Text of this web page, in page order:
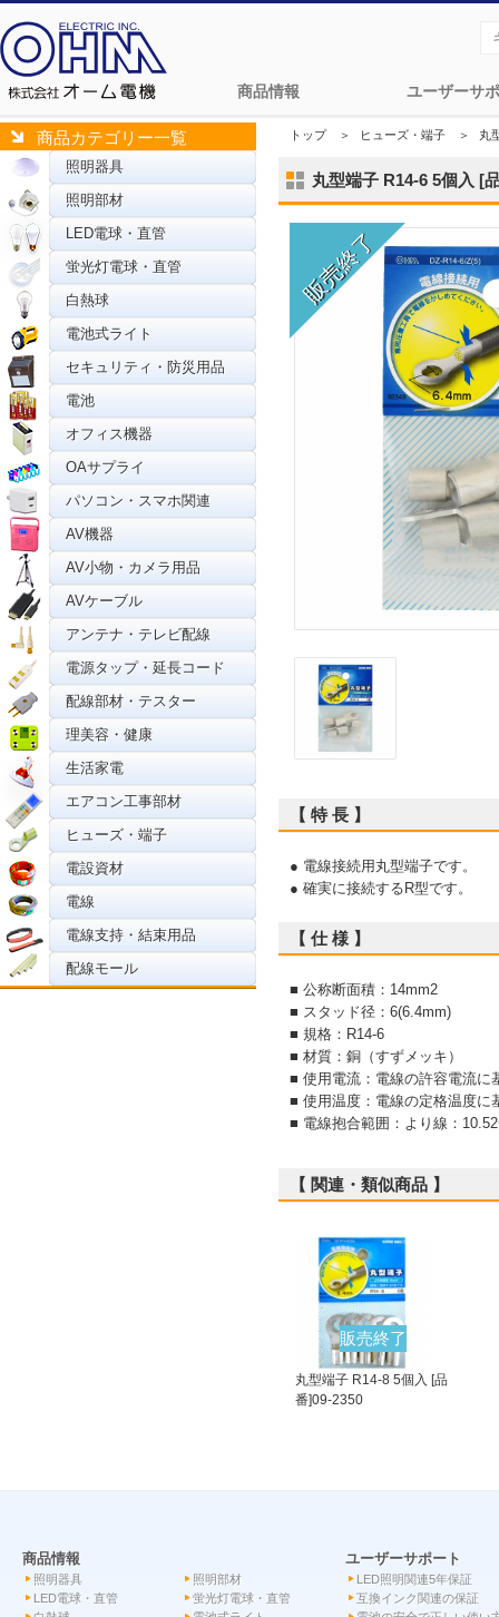
商品情報 ユーザーサ
商品カテゴリー一覧
照明器具
照明部材
LED電球・直管
蛍光灯電球・直管
白熱球
電池式ライト
セキュリティ・防災用品
電池
オフィス機器
OAサプライ
パソコン・スマホ関連
AV機器
AV小物・カメラ用品
AVケーブル
アンテナ・テレビ配線
電源タップ・延長コード
配線部材・テスター
理美容・健康
生活家電
エアコン工事部材
ヒューズ・端子
電設資材
電線
電線支持・結束用品
配線モール
トップ＞ ヒューズ・端子 ＞ 丸
丸型端子 R14-6 5個入 [
【 特 長 】
● 電線接続用丸型端子です。
● 確実に接続するR型です。
【 仕 様 】
■ 公称断面積：14mm2
■ スタッド径：6(6.4mm)
■ 規格：R14-6
■ 材質：銅（すずメッキ）
■ 使用電流：電線の許容電流に
■ 使用温度：電線の定格温度に
■ 電線抱合範囲：より線：
【 関連・類似商品 】
販売終了
丸型端子 R14-8 5個入 [品
番]09-2350
商品情報
照明器具
照明部材
LED電球・直管
蛍光灯電球・直管
ユーザーサポート
LED照明関連5年保証
互換インク関連の保証